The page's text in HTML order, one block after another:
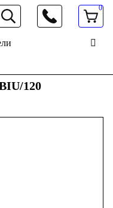
472 19 61
0
120